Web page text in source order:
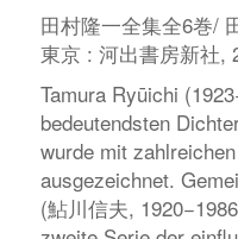
田村隆一全集全6巻/
東京 : 河出書房新社,
Tamura Ryūichi
bedeutendsten
wurde mit
ausgezeichnet.
(鮎川信夫,